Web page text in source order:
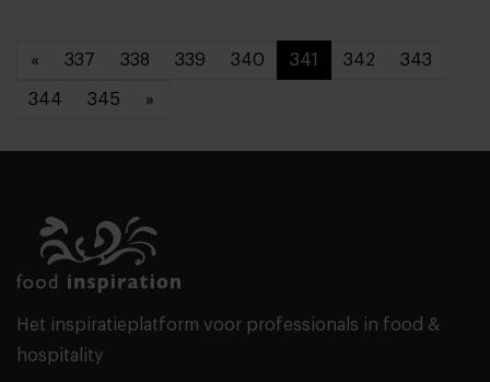
« 337 338 339 340 341 342 343
344 345 »
Het inspiratieplatform voor professionals in food &
hospitality